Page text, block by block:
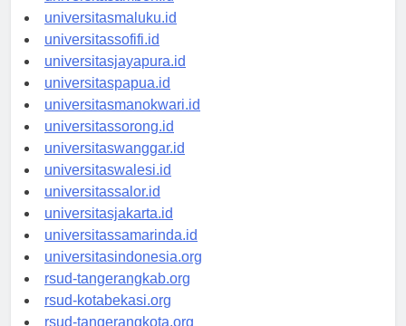
universitasambon.id
universitasmaluku.id
universitassofifi.id
universitasjayapura.id
universitaspapua.id
universitasmanokwari.id
universitassorong.id
universitaswanggar.id
universitaswalesi.id
universitassalor.id
universitasjakarta.id
universitassamarinda.id
universitasindonesia.org
rsud-tangerangkab.org
rsud-kotabekasi.org